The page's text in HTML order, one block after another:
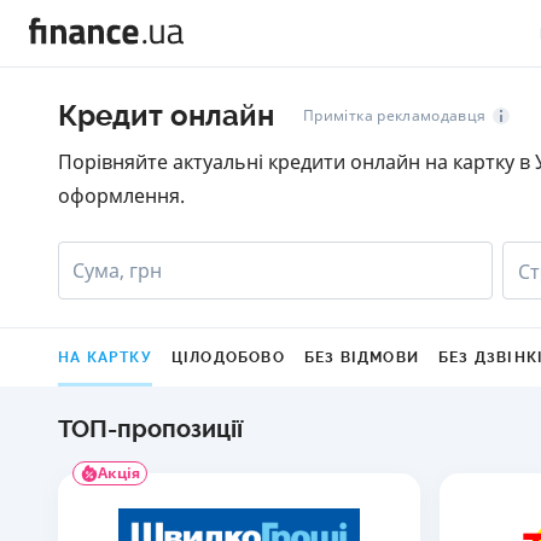
Кредит онлайн Примітка рекламодавця
Порівняйте актуальні кредити онлайн на картку
оформлення.
Сума, грн
НА КАРТКУ ЦІЛОДОБОВО БЕЗ ВІДМОВИ БЕЗ
ТОП-пропозиції
Акція